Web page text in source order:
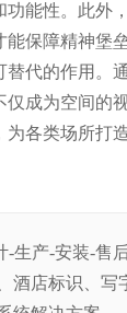
能性。此外
保障精神堡
代的作用
成为空间
各类场所打
产-安装-售
酒店标识、